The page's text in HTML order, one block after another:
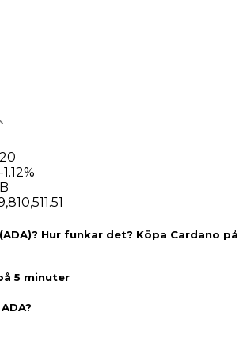
-1.12%
Hur funkar det? Köpa Cardano på
5 minuter